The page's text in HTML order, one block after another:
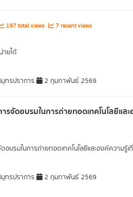
197 total views 7 recent views
ายได้
ทรปราการ 2 กุมภาพันธ์ 2569
รจัดอบรมในการถ่ายทอดเทคโนโลยีแล
อบรมในการถ่ายทอดเทคโนโลยีและองค์ความรู้เ
ทรปราการ 2 กุมภาพันธ์ 2569